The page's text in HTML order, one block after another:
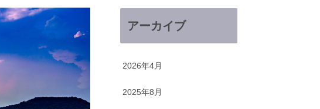
アーカイブ
2026年4月
2025年8月